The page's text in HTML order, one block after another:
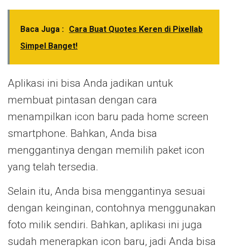
Baca Juga : Cara Buat Quotes Keren di Pixellab
Simpel Banget!
Aplikasi ini bisa Anda jadikan untuk
membuat pintasan dengan cara
menampilkan icon baru pada home screen
smartphone. Bahkan, Anda bisa
menggantinya dengan memilih paket icon
yang telah tersedia.
Selain itu, Anda bisa menggantinya sesuai
dengan keinginan, contohnya menggunakan
foto milik sendiri. Bahkan, aplikasi ini juga
sudah menerapkan icon baru, jadi Anda bisa